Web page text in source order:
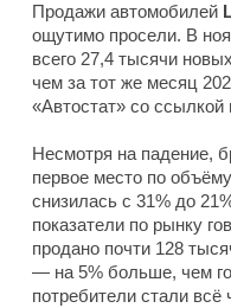
Продажи автомобилей
ощутимо просели. В
всего 27,4 тысячи
чем за тот же месяц
«Автостат» со
Несмотря на падение,
первое место по
снизилась с 31% до
показатели по рынку
продано почти 128
— на 5% больше, чем
потребители стали